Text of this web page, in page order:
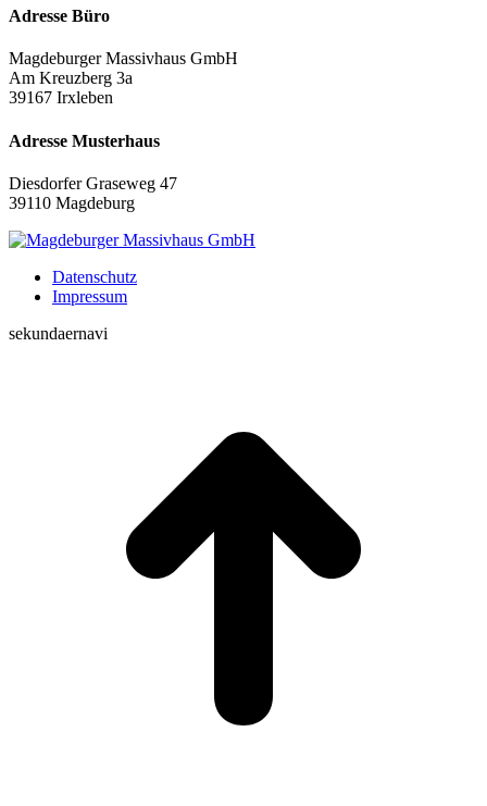
Adresse Büro
Magdeburger Massivhaus GmbH
Am Kreuzberg 3a
39167 Irxleben
Adresse Musterhaus
Diesdorfer Graseweg 47
39110 Magdeburg
Datenschutz
Impressum
sekundaernavi